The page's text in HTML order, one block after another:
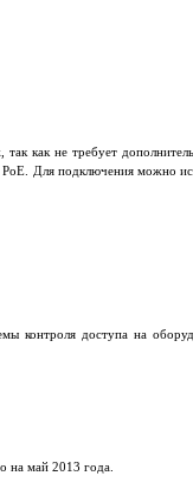
как не требует
Для подключения можно
контроля доступа на
на май 2013 года.